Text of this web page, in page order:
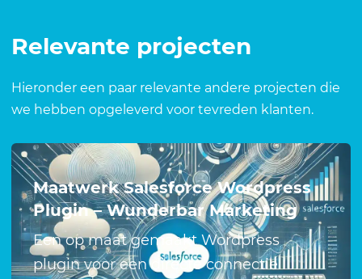
Relevante projecten
Hieronder een paar relevante andere projecten die
we hebben opgeleverd voor tevreden klanten.
Maatwerk Salesforce Wordpress
Plugin – Wunderbar Marketing
Een op maat gemaakt Wordpress
plugin voor een directe connectie